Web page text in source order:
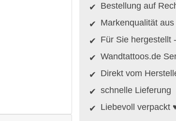
Bestellung auf
Markenqualität
Für Sie hergestellt
Wandtattoos.de
Direkt vom
schnelle Lieferung
Liebevoll verpackt